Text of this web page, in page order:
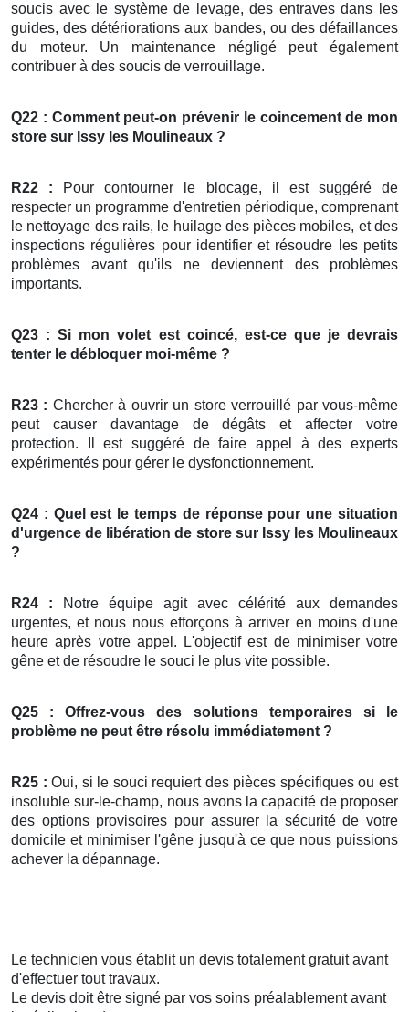
soucis avec le système de levage, des entraves dans les
guides, des détériorations aux bandes, ou des défaillances
du moteur. Un maintenance négligé peut également
contribuer à des soucis de verrouillage.
Q22 : Comment peut-on prévenir le coincement de mon
store sur Issy les Moulineaux ?
R22 : Pour contourner le blocage, il est suggéré de
respecter un programme d'entretien périodique, comprenant
le nettoyage des rails, le huilage des pièces mobiles, et des
inspections régulières pour identifier et résoudre les petits
problèmes avant qu'ils ne deviennent des problèmes
importants.
Q23 : Si mon volet est coincé, est-ce que je devrais
tenter le débloquer moi-même ?
R23 : Chercher à ouvrir un store verrouillé par vous-même
peut causer davantage de dégâts et affecter votre
protection. Il est suggéré de faire appel à des experts
expérimentés pour gérer le dysfonctionnement.
Q24 : Quel est le temps de réponse pour une situation
d'urgence de libération de store sur Issy les Moulineaux
?
R24 : Notre équipe agit avec célérité aux demandes
urgentes, et nous nous efforçons à arriver en moins d'une
heure après votre appel. L'objectif est de minimiser votre
gêne et de résoudre le souci le plus vite possible.
Q25 : Offrez-vous des solutions temporaires si le
problème ne peut être résolu immédiatement ?
R25 : Oui, si le souci requiert des pièces spécifiques ou est
insoluble sur-le-champ, nous avons la capacité de proposer
des options provisoires pour assurer la sécurité de votre
domicile et minimiser l'gêne jusqu'à ce que nous puissions
achever la dépannage.
Le technicien vous établit un devis totalement gratuit avant
d'effectuer tout travaux.
Le devis doit être signé par vos soins préalablement avant